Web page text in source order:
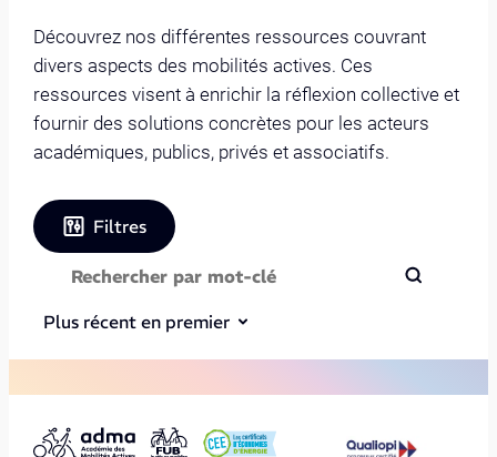
Découvrez nos différentes ressources couvrant
divers aspects des mobilités actives. Ces
ressources visent à enrichir la réflexion collective et
fournir des solutions concrètes pour les acteurs
académiques, publics, privés et associatifs.
Filtres
Plus récent en premier